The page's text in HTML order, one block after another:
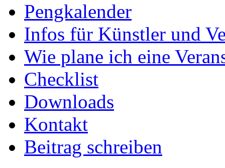
Pengkalender
Infos für Künstler und
Wie plane ich eine
Checklist
Downloads
Kontakt
Beitrag schreiben